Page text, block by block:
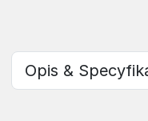
Wybierz sekcję